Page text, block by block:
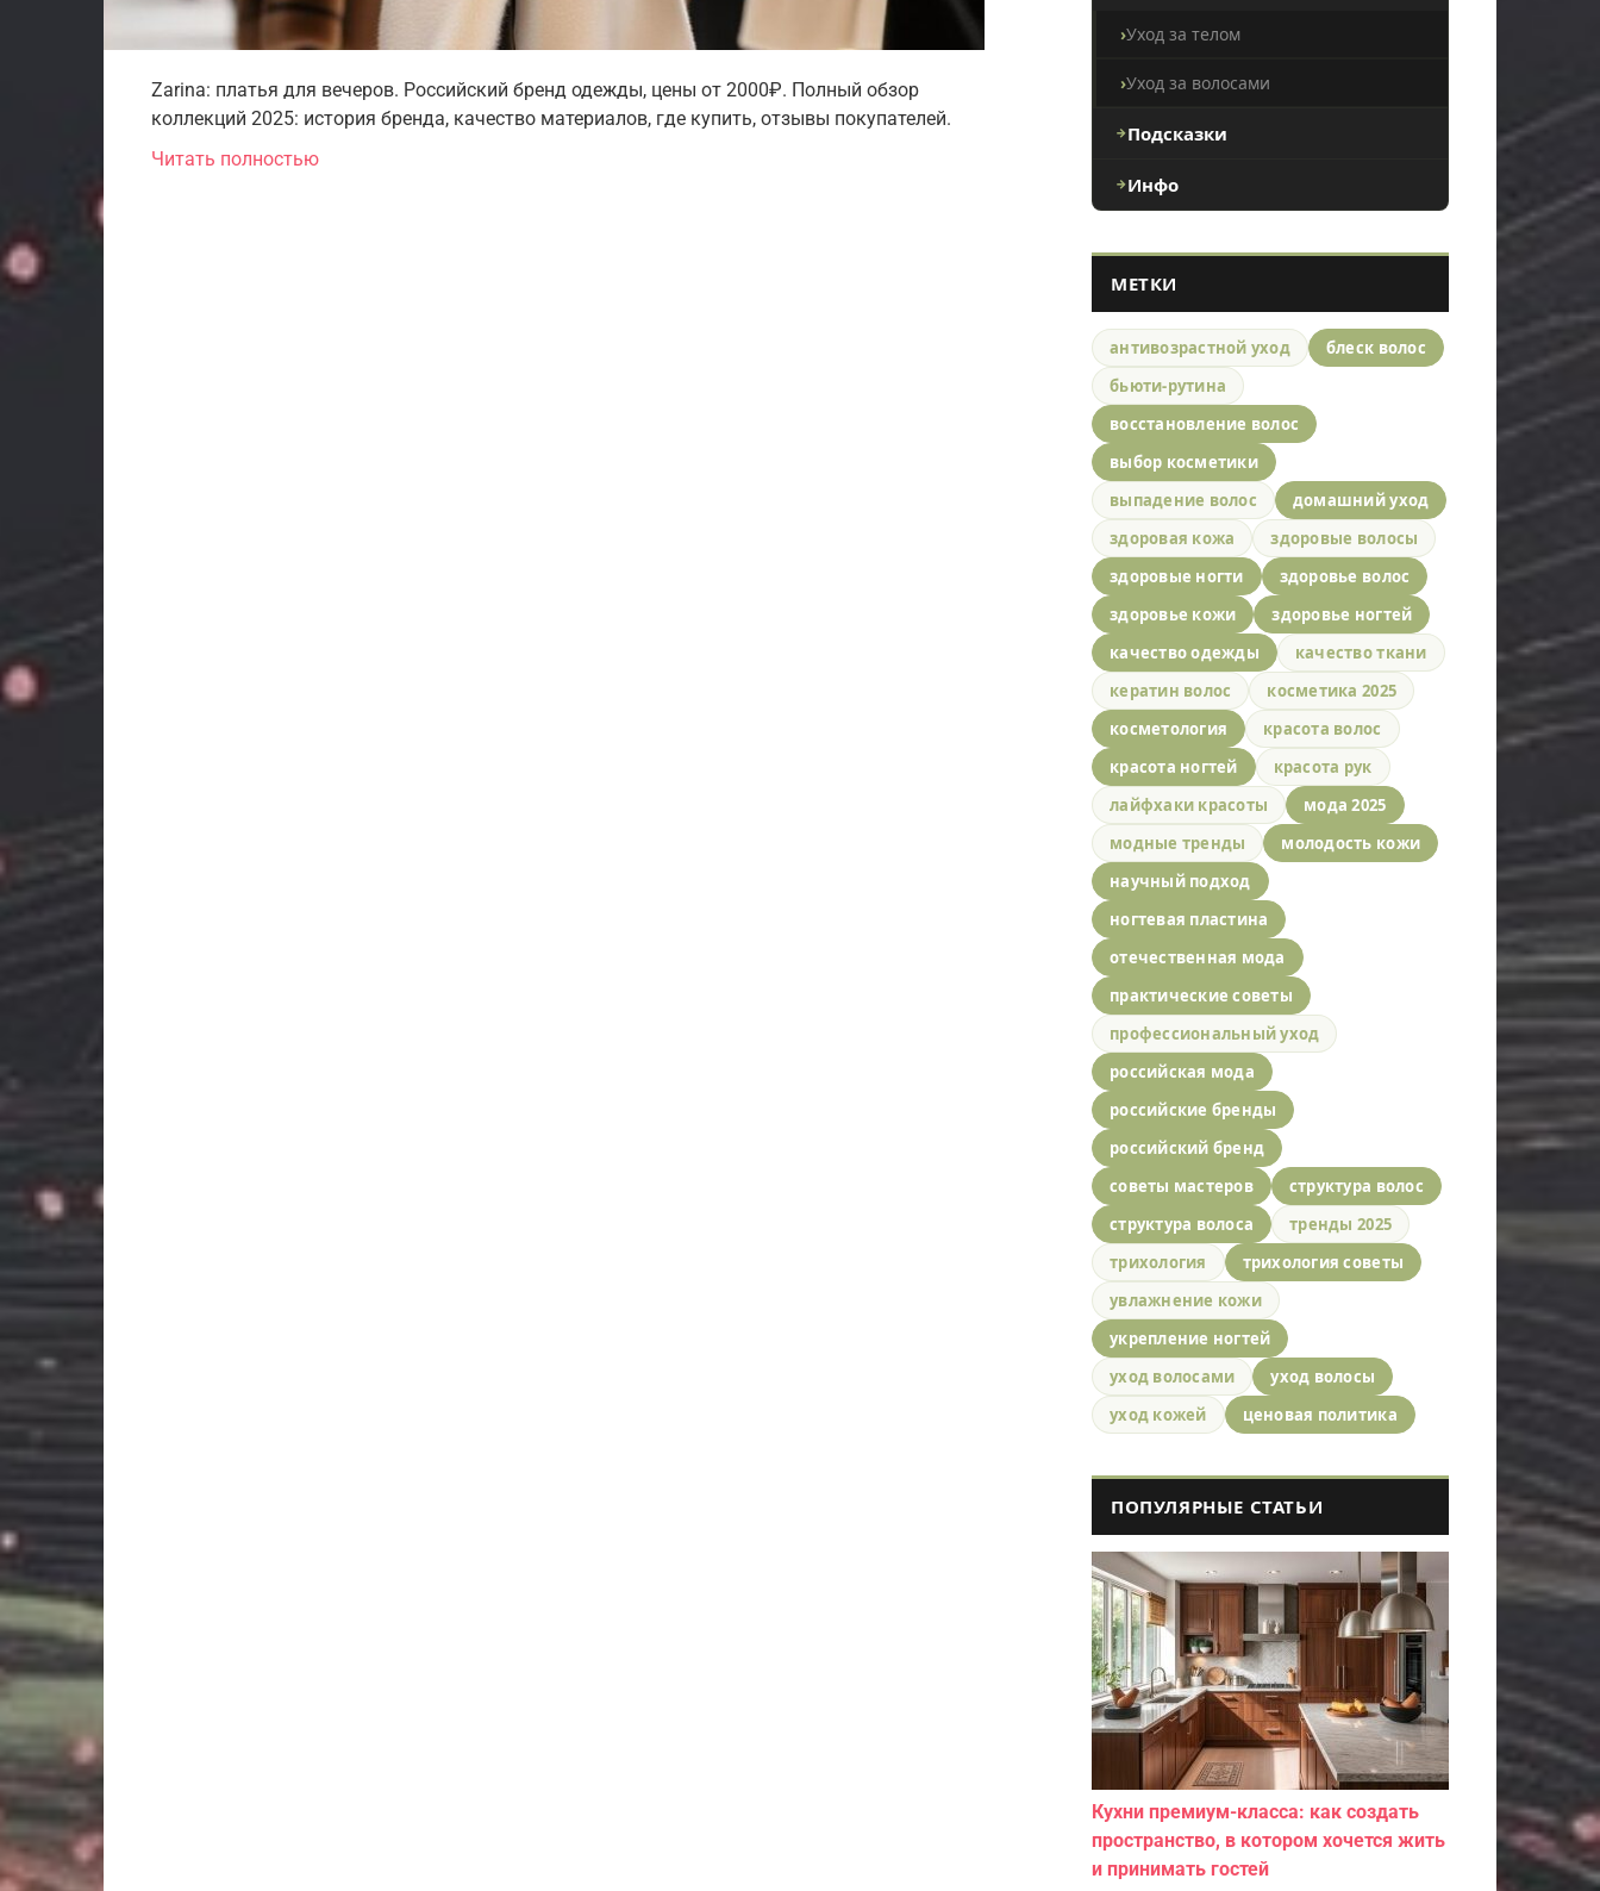
Zarina: платья для вечеров. Российский бренд одежды, цены от 2000₽. Полный обзор
коллекций 2025: история бренда, качество материалов, где купить, отзывы покупателей.
Читать полностью
Уход за телом
Уход за волосами
Подсказки
Инфо
МЕТКИ
антивозрастной уход
блеск волос
бьюти-рутина
восстановление волос
выбор косметики
выпадение волос
домашний уход
здоровая кожа
здоровые волосы
здоровые ногти
здоровье волос
здоровье кожи
здоровье ногтей
качество одежды
качество ткани
кератин волос
косметика 2025
косметология
красота волос
красота ногтей
красота рук
лайфхаки красоты
мода 2025
модные тренды
молодость кожи
научный подход
ногтевая пластина
отечественная мода
практические советы
профессиональный уход
российская мода
российские бренды
российский бренд
советы мастеров
структура волос
структура волоса
тренды 2025
трихология
трихология советы
увлажнение кожи
укрепление ногтей
уход волосами
уход волосы
уход кожей
ценовая политика
ПОПУЛЯРНЫЕ СТАТЬИ
Кухни премиум-класса: как создать
пространство, в котором хочется жить
и принимать гостей